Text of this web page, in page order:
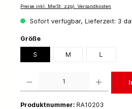
Preise inkl. MwSt. zzgl. Versandkosten
Sofort verfügbar, Lieferzeit: 3
Größe
S M L
Produktnummer: RA10203